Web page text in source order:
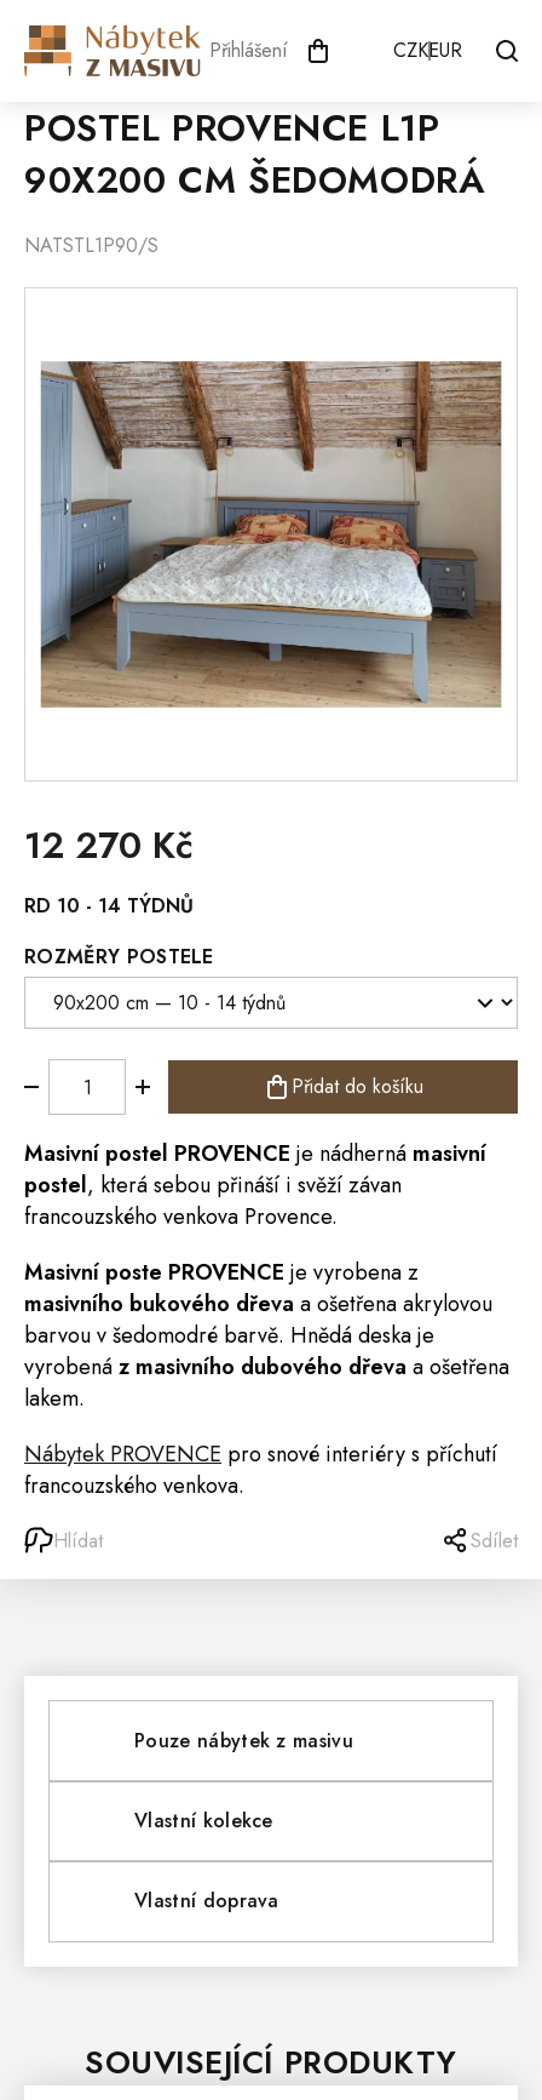
obsah
Přihlášení CZKEUR
POSTEL PROVENCE L1P
90X200 CM ŠEDOMODRÁ
NATSTL1P90/S
12 270 Kč
cena:
RD 10 - 14 TÝDNŮ
ROZMĚRY POSTELE
Přidat do košíku
Masivní postel PROVENCE je nádherná masivní
postel, která sebou přináší i svěží závan
francouzského venkova Provence.
Masivní poste PROVENCE je vyrobena z
masivního bukového dřeva a ošetřena akrylovou
barvou v šedomodré barvě. Hnědá deska je
vyrobenáz masivního dubového dřeva a ošetřena
lakem.
Nábytek PROVENCE pro snové interiéry s příchutí
francouzského venkova.
Hlídat Sdílet
Pouze nábytek z masivu
Vlastní kolekce
Vlastní doprava
SOUVISEJÍCÍ PRODUKTY